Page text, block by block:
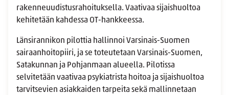
rakenneuudistusrahoituksella. Vaativaa sijaishuoltoa
kehitetään kahdessa OT-hankkeessa.
Länsirannikon pilottia hallinnoi Varsinais-Suomen
sairaanhoitopiiri, ja se toteutetaan Varsinais-Suomen,
Satakunnan ja Pohjanmaan alueella. Pilotissa
selvitetään vaativaa psykiatrista hoitoa ja sijaishuoltoa
tarvitsevien asiakkaiden tarpeita sekä mallinnetaan